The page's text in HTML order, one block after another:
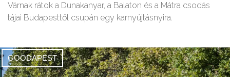
Várnak rátok a Dunakanyar, a Balaton és a Mátra csodás
tájai Budapesttől csupán egy karnyújtásnyira.
GOODAPEST